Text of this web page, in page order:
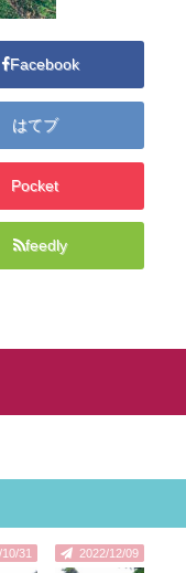
Facebook
はてブ
Pocket
feedly
31 2022/12/09